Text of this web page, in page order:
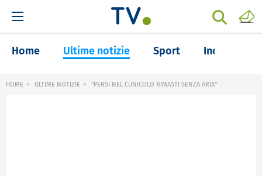
Home Ultime notizie Sport Inchieste
HOME ULTIME NOTIZIE "PERSI NEL CUNICOLO RIMASTI SENZA ARIA"